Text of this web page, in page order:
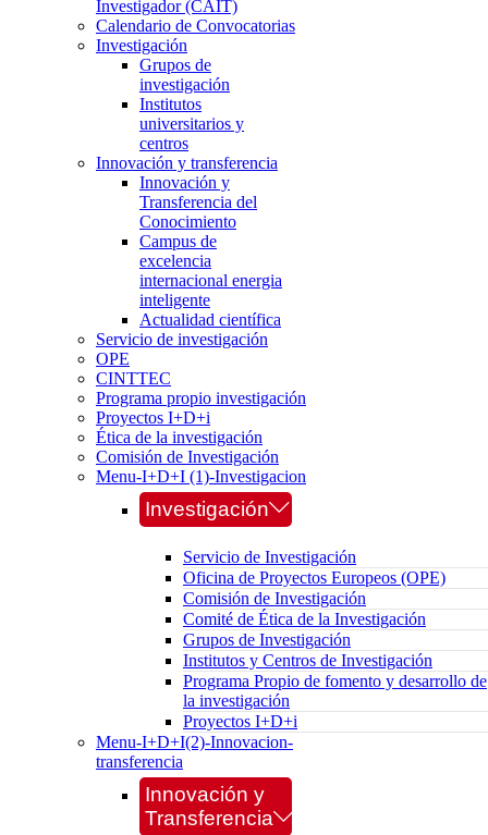
Investigador (CAIT)
Calendario de Convocatorias
Investigación
Grupos de
investigación
Institutos
universitarios y
centros
Innovación y transferencia
Innovación y
Transferencia del
Conocimiento
Campus de
excelencia
internacional energia
inteligente
Actualidad científica
Servicio de investigación
OPE
CINTTEC
Programa propio investigación
Proyectos I+D+i
Ética de la investigación
Comisión de Investigación
Menu-I+D+I (1)-Investigacion
Investigación
Servicio de Investigación
Oficina de Proyectos Europeos (OPE)
Comisión de Investigación
Comité de Ética de la Investigación
Grupos de Investigación
Institutos y Centros de Investigación
Programa Propio de fomento y desarrollo de
la investigación
Proyectos I+D+i
Menu-I+D+I(2)-Innovacion-
transferencia
Innovación y
Transferencia